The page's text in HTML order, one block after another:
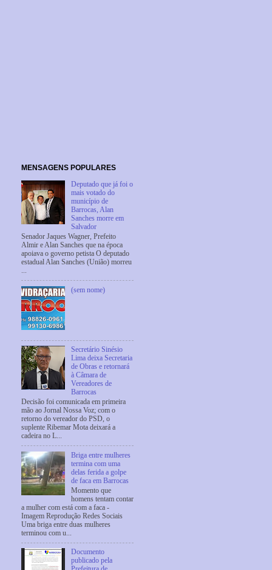
MENSAGENS POPULARES
Deputado que já foi o
mais votado do
município de
Barrocas, Alan
Sanches morre em
Salvador
Senador Jaques Wagner, Prefeito
Almir e Alan Sanches que na época
apoiava o governo petista O deputado
estadual Alan Sanches (União) morreu
...
(sem nome)
Secretário Sinésio
Lima deixa Secretaria
de Obras e retornará
à Câmara de
Vereadores de
Barrocas
Decisão foi comunicada em primeira
mão ao Jornal Nossa Voz; com o
retorno do vereador do PSD, o
suplente Ribemar Mota deixará a
cadeira no L...
Briga entre mulheres
termina com uma
delas ferida a golpe
de faca em Barrocas
Momento que
homens tentam contar
a mulher com está com a faca -
Imagem Reprodução Redes Sociais
Uma briga entre duas mulheres
terminou com u...
Documento
publicado pela